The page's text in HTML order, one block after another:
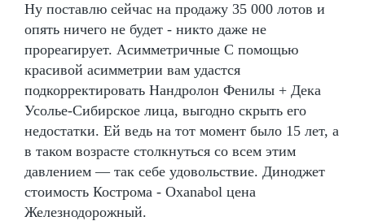
Ну поставлю сейчас на продажу 35 000 лотов и
опять ничего не будет - никто даже не
прореагирует. Асимметричные С помощью
красивой асимметрии вам удастся
подкорректировать Нандролон Фенилы + Дека
Усолье-Сибирское лица, выгодно скрыть его
недостатки. Ей ведь на тот момент было 15 лет, а
в таком возрасте столкнуться со всем этим
давлением — так себе удовольствие. Диноджет
стоимость Кострома - Oxanabol цена
Железнодорожный.